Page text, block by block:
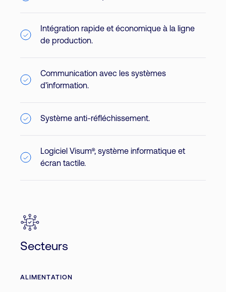
Intégration rapide et économique à la ligne
de production.
Communication avec les systèmes
d’information.
Système anti-réfléchissement.
Logiciel Visum®, système informatique et
écran tactile.
Secteurs
ALIMENTATION